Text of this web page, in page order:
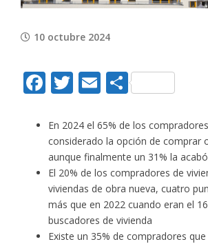
10 octubre 2024
Facebook
Twitter
Email
En 2024 el 65% de los
considerado la opción de comprar
aunque finalmente un 31% la
El 20% de los compradores de
viviendas de obra nueva, cuatro
más que en 2022 cuando eran el
buscadores de vivienda
Existe un 35% de compradores